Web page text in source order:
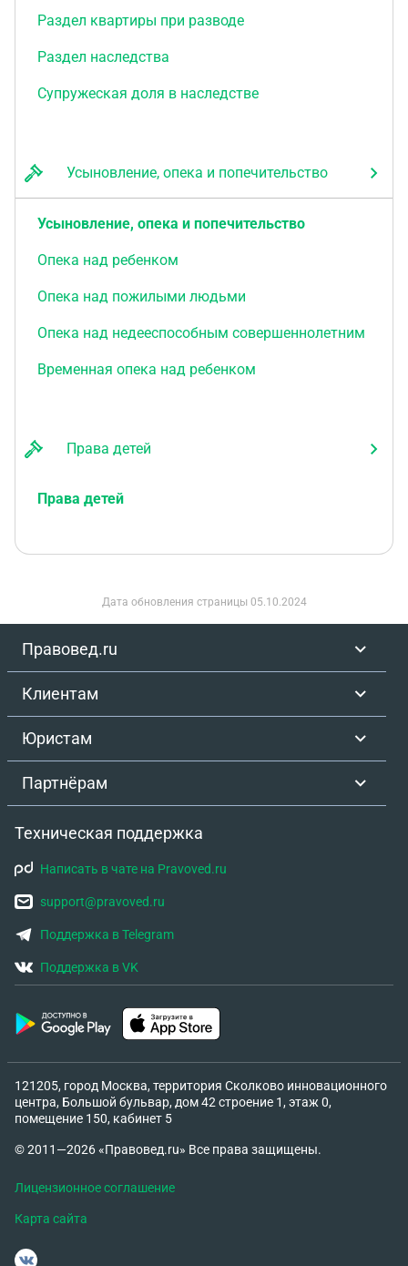
Раздел квартиры при разводе
Раздел наследства
Супружеская доля в наследстве
Усыновление, опека и попечительство
Усыновление, опека и попечительство
Опека над ребенком
Опека над пожилыми людьми
Опека над недееспособным совершеннолетним
Временная опека над ребенком
Права детей
Права детей
Дата обновления страницы 05.10.2024
Правовед.ru
Клиентам
Юристам
Партнёрам
Техническая поддержка
Написать в чате на Pravoved.ru
support@pravoved.ru
Поддержка в Telegram
Поддержка в VK
121205, город Москва, территория Сколково инновационного
центра, Большой бульвар, дом 42 строение 1, этаж 0,
помещение 150, кабинет 5
© 2011—2026 «Правовед.ru» Все права защищены.
Лицензионное соглашение
Карта сайта